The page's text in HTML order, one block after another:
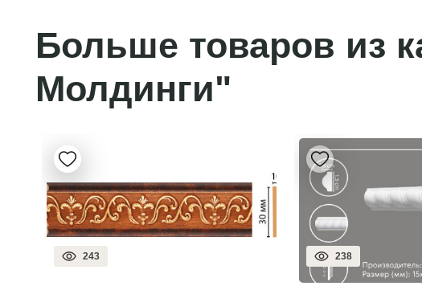
Больше товаров из
Молдинги"
243 238